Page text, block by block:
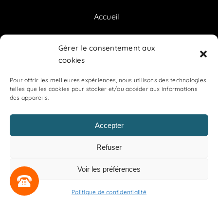
Gérer le consentement aux
cookies
Pour offrir les meilleures expériences, nous utilisons des technologies
telles que les cookies pour stocker et/ou accéder aux informations
des appareils.
Accepter
Refuser
Voir les préférences
Politique de confidentialité
Accueil
OGR
Mentions légales
Politique de confidentialité